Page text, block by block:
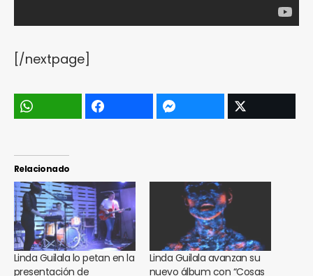
[/nextpage]
Relacionado
Linda Guilala lo petan en la
presentación de
Linda Guilala avanzan su
nuevo álbum con “Cosas